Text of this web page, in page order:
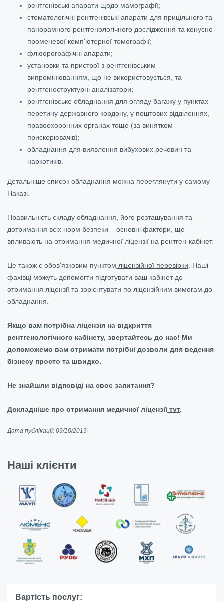
рентгенівські апарати щодо мамографії;
стоматологічні рентгенівські апарати для прицільного та
панорамного рентгенологічного дослідження та конусно-
променевої комп'ютерної томографії;
флюорографічні апарати;
установки та пристрої з рентгенівським
випромінюванням, що не використовується, та
рентгеноструктурні аналізатори;
рентгенівське обладнання для огляду багажу у пунктах
перетину державного кордону, у поштових відділеннях,
правоохоронних органах тощо (за винятком
прискорювачів);
обладнання для виявлення вибухових речовин та
наркотиків.
Детальніше список обладнання можна переглянути у самому
Наказі.
Правильність складу обладнання, його розташування та
дотримання всіх норм безпеки – основні фактори, що
впливають на отримання медичної ліцензії на рентген-кабінет.
Це також є обов'язковим пунктом ліцензійної перевірки . Наші
фахівці можуть допомогти підготувати ваш кабінет до
отримання ліцензії та зорієнтувати по ліцензійним вимогам до
обладнання.
Якщо вам потрібна ліцензія на відкриття
рентгенологічного кабінету, звертайтесь до нас! Ми
допоможемо вам отримати потрібні дозволи для ведення
бізнесу просто та швидко.
Не знайшли відповіді на своє запитання?
Докладніше про отримання медичної ліцензії тут.
Дата публікації: 09/10/2019
Наші клієнти
Вартість послуг: